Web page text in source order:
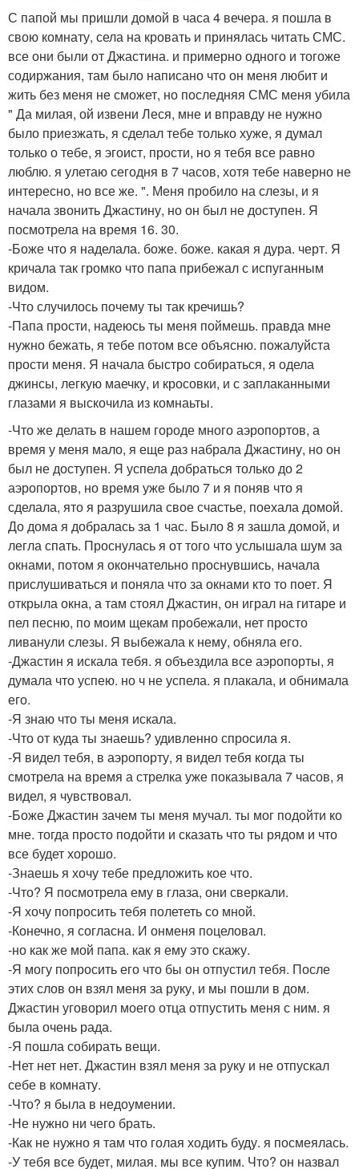
С папой мы пришли домой в часа 4 вечера. я пошла в
свою комнату, села на кровать и принялась читать СМС.
все они были от Джастина. и примерно одного и тогоже
содиржания, там было написано что он меня любит и
жить без меня не сможет, но последняя СМС меня убила
" Да милая, ой извени Леся, мне и вправду не нужно
было приезжать, я сделал тебе только хуже, я думал
только о тебе, я эгоист, прости, но я тебя все равно
люблю. я улетаю сегодня в 7 часов, хотя тебе наверно не
интересно, но все же. ". Меня пробило на слезы, и я
начала звонить Джастину, но он был не доступен. Я
посмотрела на время 16. 30.
-Боже что я наделала. боже. боже. какая я дура. черт. Я
кричала так громко что папа прибежал с испуганным
видом.
-Что случилось почему ты так кречишь?
-Папа прости, надеюсь ты меня поймешь. правда мне
нужно бежать, я тебе потом все объясню. пожалуйста
прости меня. Я начала быстро собираться, я одела
джинсы, легкую маечку, и кросовки, и с заплаканными
глазами я выскочила из комнаьты.
-Что же делать в нашем городе много аэропортов, а
время у меня мало, я еще раз набрала Джастину, но он
был не доступен. Я успела добраться только до 2
аэропортов, но время уже было 7 и я поняв что я
сделала, ято я разрушила свое счастье, поехала домой.
До дома я добралась за 1 час. Было 8 я зашла домой, и
легла спать. Проснулась я от того что услышала шум за
окнами, потом я окончательно проснувшись, начала
прислушиваться и поняла что за окнами кто то поет. Я
открыла окна, а там стоял Джастин, он играл на гитаре и
пел песню, по моим щекам пробежали, нет просто
ливанули слезы. Я выбежала к нему, обняла его.
-Джастин я искала тебя. я объездила все аэропорты, я
думала что успею. но ч не успела. я плакала, и обнимала
его.
-Я знаю что ты меня искала.
-Что от куда ты знаешь? удивленно спросила я.
-Я видел тебя, в аэропорту, я видел тебя когда ты
смотрела на время а стрелка уже показывала 7 часов, я
видел, я чувствовал.
-Боже Джастин зачем ты меня мучал. ты мог подойти ко
мне. тогда просто подойти и сказать что ты рядом и что
все будет хорошо.
-Знаешь я хочу тебе предложить кое что.
-Что? Я посмотрела ему в глаза, они сверкали.
-Я хочу попросить тебя полететь со мной.
-Конечно, я согласна. И онменя поцеловал.
-но как же мой папа. как я ему это скажу.
-Я могу попросить его что бы он отпустил тебя. После
этих слов он взял меня за руку, и мы пошли в дом.
Джастин уговорил моего отца отпустить меня с ним. я
была очень рада.
-Я пошла собирать вещи.
-Нет нет нет. Джастин взял меня за руку и не отпускал
себе в комнату.
-Что? я была в недоумении.
-Не нужно ни чего брать.
-Как не нужно я там что голая ходить буду. я посмеялась.
-У тебя все будет, милая. мы все купим. Что? он назвал